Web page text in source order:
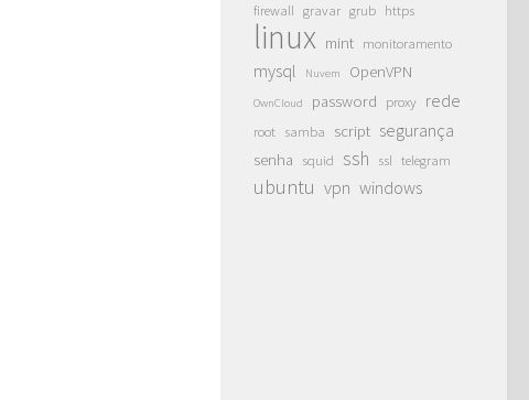
firewall gravar grub https
linux mint monitoramento
mysql Nuvem OpenVPN
OwnCloud password proxy rede
root samba script segurança
senha squid ssh ssl telegram
ubuntu vpn windows